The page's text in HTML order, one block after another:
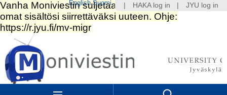
Siirry
sisältöön.
|
Siirry
navigointiin
HAKA log in JYU log in
English Suomi